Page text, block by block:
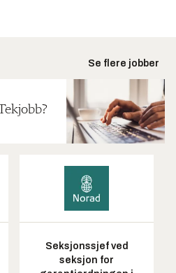
Se flere jobber
Seksjonssjef ved
seksjon for